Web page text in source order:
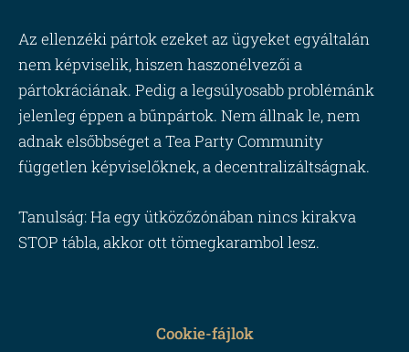
Az ellenzéki pártok ezeket az ügyeket egyáltalán
nem képviselik, hiszen haszonélvezői a
pártokráciának. Pedig a legsúlyosabb problémánk
jelenleg éppen a bűnpártok. Nem állnak le, nem
adnak elsőbbséget a Tea Party Community
független képviselőknek, a decentralizáltságnak.
Tanulság: Ha egy ütközőzónában nincs kirakva
STOP tábla, akkor ott tömegkarambol lesz.
Cookie-fájlok